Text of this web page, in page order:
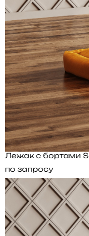
Лежак с бортами S
по запросу